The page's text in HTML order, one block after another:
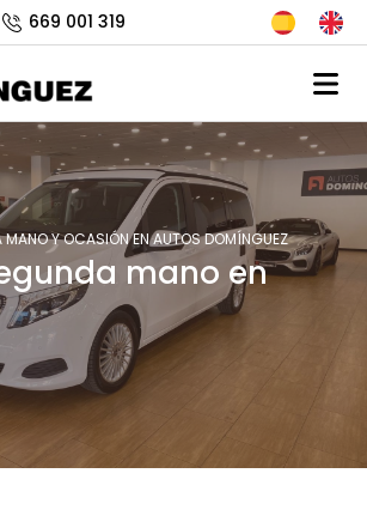
669 001 319
MANO Y OCASIÓN EN AUTOS DOMÍNGUEZ
mano en